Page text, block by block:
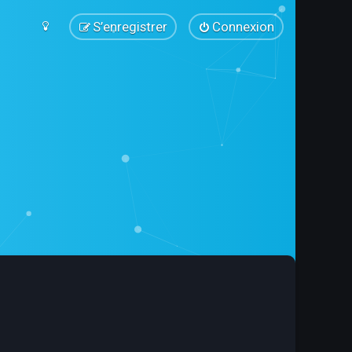
Connexion
S’enregistrer